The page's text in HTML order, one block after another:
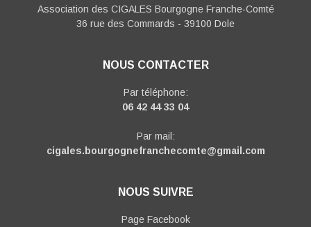
Association des CIGALES Bourgogne Franche-Comté
36 rue des Commards - 39100 Dole
NOUS CONTACTER
Par téléphone:
06 42 44 33 04
Par mail:
cigales.bourgognefranchecomte@gmail.com
NOUS SUIVRE
Page Facebook